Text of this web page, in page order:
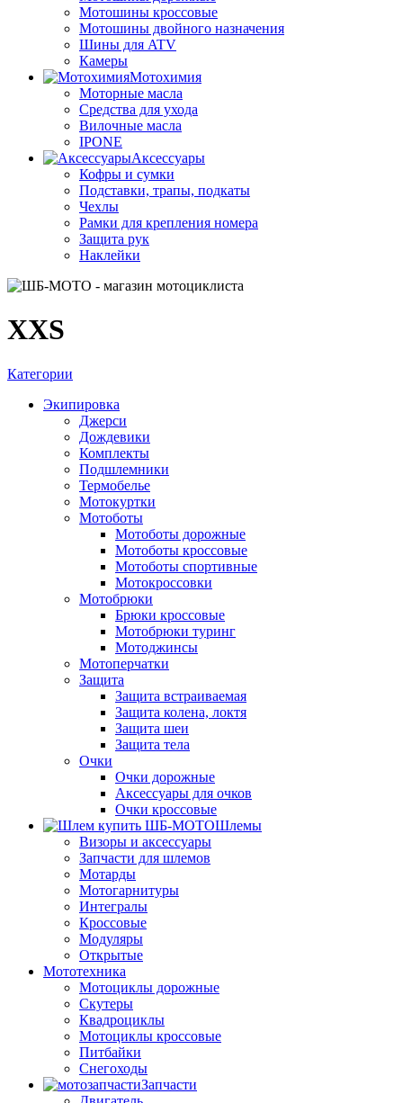
Мотошины кроссовые
Мотошины двойного назначения
Шины для ATV
Камеры
Мотохимия
Моторные масла
Средства для ухода
Вилочные масла
IPONE
Аксессуары
Кофры и сумки
Подставки, трапы, подкаты
Чехлы
Рамки для крепления номера
Защита рук
Наклейки
XXS
Категории
Экипировка
Джерси
Дождевики
Комплекты
Подшлемники
Термобелье
Мотокуртки
Мотоботы
Мотоботы дорожные
Мотоботы кроссовые
Мотоботы спортивные
Мотокроссовки
Мотобрюки
Брюки кроссовые
Мотобрюки туринг
Мотоджинсы
Мотоперчатки
Защита
Защита встраиваемая
Защита колена, локтя
Защита шеи
Защита тела
Очки
Очки дорожные
Аксессуары для очков
Очки кроссовые
Шлемы
Визоры и аксессуары
Запчасти для шлемов
Мотарды
Мотогарнитуры
Интегралы
Кроссовые
Модуляры
Открытые
Мототехника
Мотоциклы дорожные
Скутеры
Квадроциклы
Мотоциклы кроссовые
Питбайки
Снегоходы
Запчасти